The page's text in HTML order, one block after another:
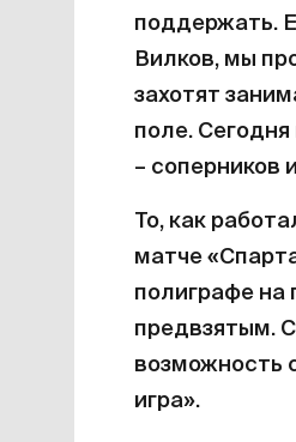
поддержать.
Вилков, мы
захотят
поле. Сегодня
– соперников
То, как
матче
полиграфе на
предвзятым.
возможность
игра».